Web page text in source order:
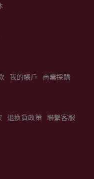
我的帳戶 商業採購
退換貨政策 聯繫客服